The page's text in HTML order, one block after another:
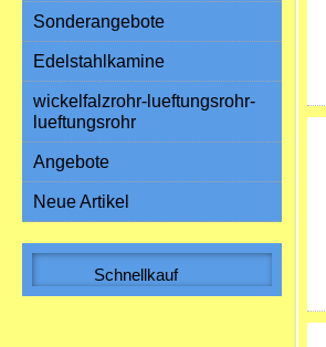
Sonderangebote
Edelstahlkamine
wickelfalzrohr-lueftungsrohr-
lueftungsrohr
Angebote
Neue Artikel
Schnellkauf